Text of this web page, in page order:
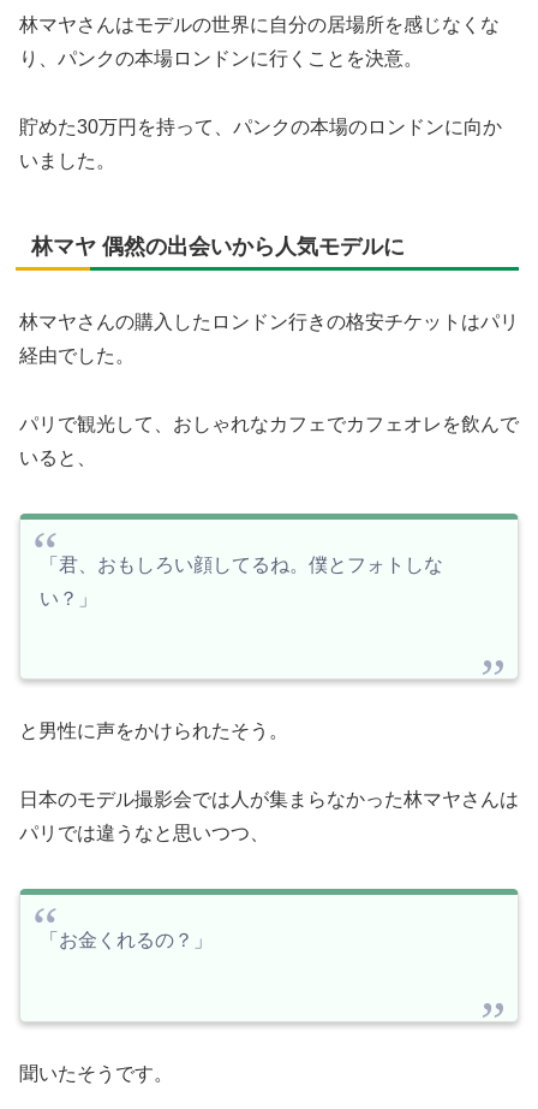
林マヤさんはモデルの世界に自分の居場所を感じなくな
り、パンクの本場ロンドンに行くことを決意。
貯めた30万円を持って、パンクの本場のロンドンに向か
いました。
林マヤ 偶然の出会いから人気モデルに
林マヤさんの購入したロンドン行きの格安チケットはパリ
経由でした。
パリで観光して、おしゃれなカフェでカフェオレを飲んで
いると、
「君、おもしろい顔してるね。僕とフォトしな
い？」
と男性に声をかけられたそう。
日本のモデル撮影会では人が集まらなかった林マヤさんは
パリでは違うなと思いつつ、
「お金くれるの？」
聞いたそうです。